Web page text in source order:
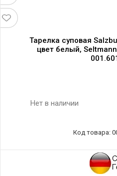
Тарелка суповая
цвет белый,
Нет в наличии
Код товара: